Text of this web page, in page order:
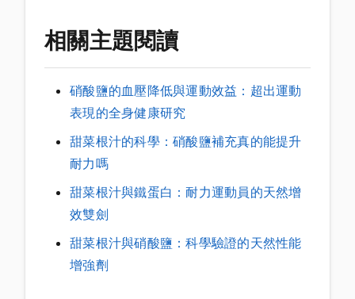
相關主題閱讀
硝酸鹽的血壓降低與運動效益：超出運動
表現的全身健康研究
甜菜根汁的科學：硝酸鹽補充真的能提升
耐力嗎
甜菜根汁與鐵蛋白：耐力運動員的天然增
效雙劍
甜菜根汁與硝酸鹽：科學驗證的天然性能
增強劑